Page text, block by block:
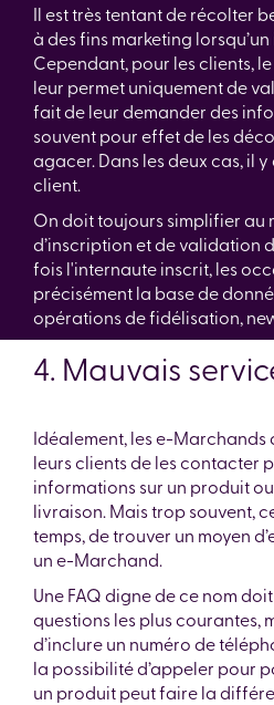
Il est très tentant de récolter
à des fins marketing
Cependant, pour les clients,
leur permet uniquement de
fait de leur demander des
souvent pour effet de les
agacer. Dans les deux cas, il
client.
On doit toujours simplifier au
d’inscription et de validation
fois l'internaute inscrit, les
précisément la base de
opérations de fidélisation,
4. Mauvais
Idéalement, les e-
leurs clients de les contacter
informations sur un produit
livraison. Mais trop souvent,
temps, de trouver un moyen
un e-Marchand.
Une FAQ digne de ce nom
questions les plus courantes,
d’inclure un numéro de
la possibilité d’appeler pour
un produit peut faire la